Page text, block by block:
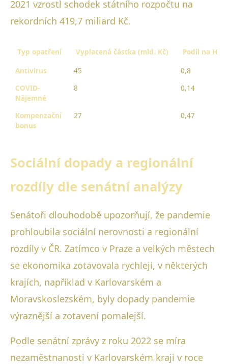
2021 vzrostl schodek státního rozpočtu na
rekordních 419,7 miliard Kč.
Typ opatření Vyplacená částka (mld. Kč) Podíl na
Antivirus 45
0,8
COVID-
Nájemné
8 0,14
Kompenzační
bonus
27 0,47
Sociální dopady a regionální
rozdíly dle senátní analýzy
Senátoři dlouhodobě upozorňují, že pandemie
prohloubila sociální nerovnosti a regionální
rozdíly v ČR. Zatímco v Praze a velkých městech
se ekonomika zotavovala rychleji, v některých
krajích, například v Karlovarském a
Moravskoslezském, byly dopady pandemie
výraznější a zotavení pomalejší.
Podle senátní zprávy z roku 2022 se míra
nezaměstnanosti v Karlovarském kraji v roce